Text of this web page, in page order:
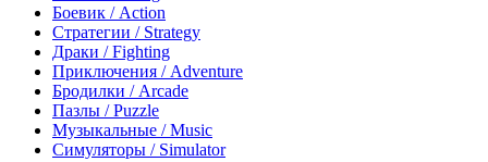
Боевик / Action
Стратегии / Strategy
Драки / Fighting
Приключения / Adventure
Бродилки / Arcade
Пазлы / Puzzle
Музыкальные / Music
Симуляторы / Simulator